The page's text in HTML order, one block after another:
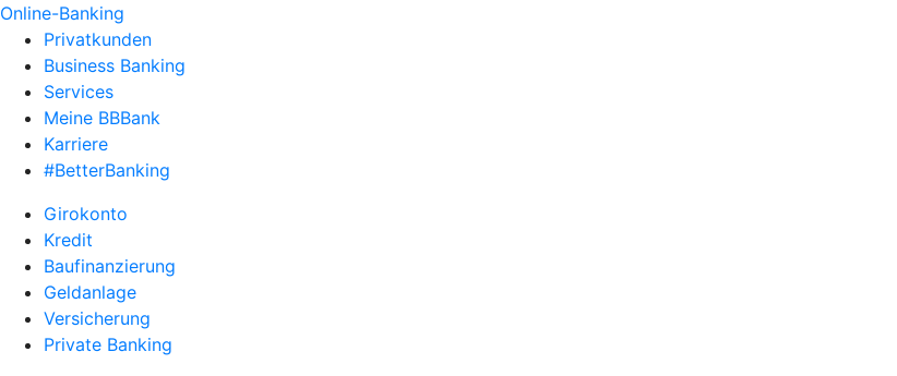
Online-Banking
Privatkunden
Business Banking
Services
Meine BBBank
Karriere
#BetterBanking
Girokonto
Kredit
Baufinanzierung
Geldanlage
Versicherung
Private Banking